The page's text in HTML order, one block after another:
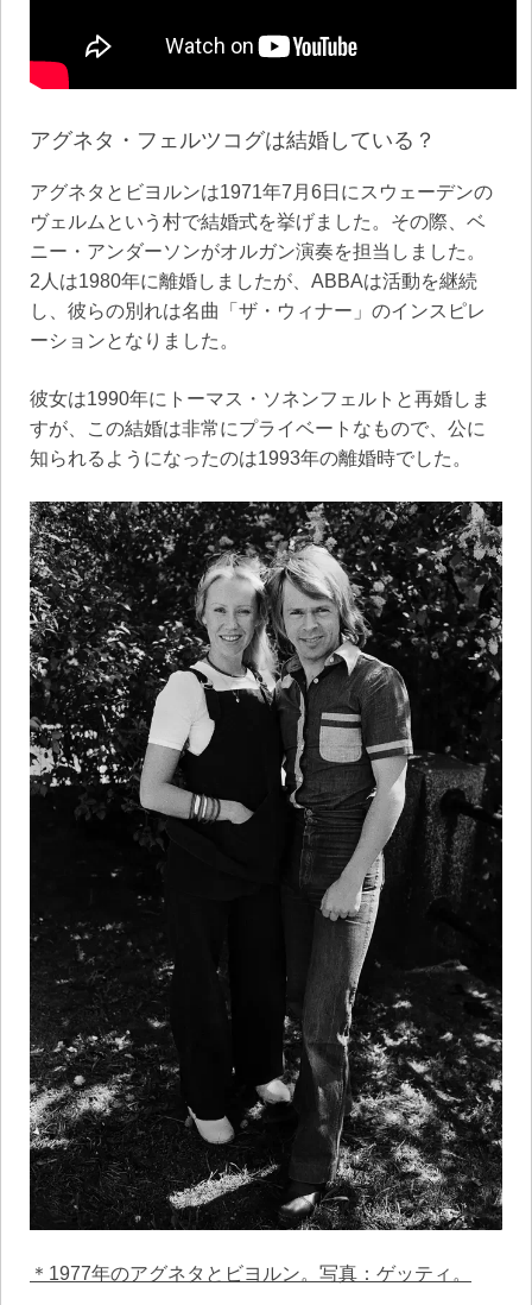
アグネタ・フェルツコグは結婚している？
アグネタとビヨルンは1971年7月6日にスウェーデンの
ヴェルムという村で結婚式を挙げました。その際、ベ
ニー・アンダーソンがオルガン演奏を担当しました。
2人は1980年に離婚しましたが、ABBAは活動を継続
し、彼らの別れは名曲「ザ・ウィナー」のインスピレ
ーションとなりました。
彼女は1990年にトーマス・ソネンフェルトと再婚しま
すが、この結婚は非常にプライベートなもので、公に
知られるようになったのは1993年の離婚時でした。
＊1977年のアグネタとビヨルン。写真：ゲッティ。